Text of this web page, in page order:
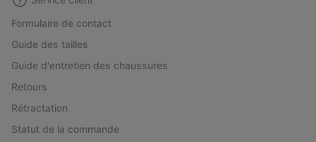
Formulaire de contact
Guide des tailles
Guide d'entretien des chaussures
Retours
Rétractation
Statut de la commande